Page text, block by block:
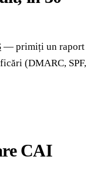
— primiți un raport
(DMARC, SPF,
CAI